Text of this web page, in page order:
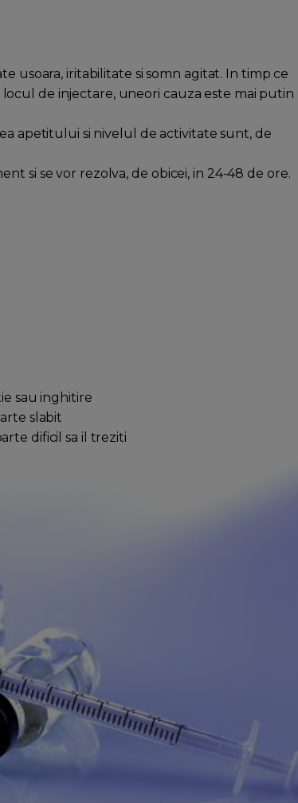
usoara, iritabilitate si somn agitat. In timp ce
de injectare, uneori cauza este mai putin
apetitului si nivelul de activitate sunt, de
si se vor rezolva, de obicei, in 24-48 de ore.
sau inghitire
slabit
dificil sa il treziti